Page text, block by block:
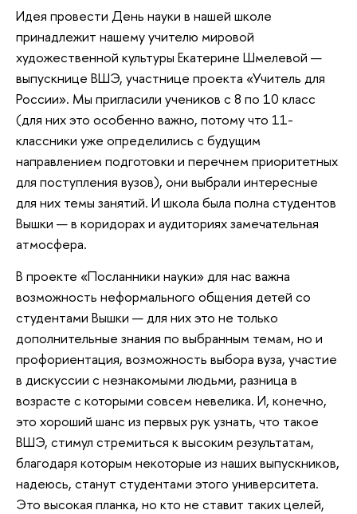
Идея провести День науки в нашей школе
принадлежит нашему учителю мировой
художественной культуры Екатерине Шмелевой —
выпускнице ВШЭ, участнице проекта «Учитель для
России». Мы пригласили учеников с 8 по 10 класс
(для них это особенно важно, потому что 11-
классники уже определились с будущим
направлением подготовки и перечнем приоритетных
для поступления вузов), они выбрали интересные
для них темы занятий. И школа была полна студентов
Вышки — в коридорах и аудиториях замечательная
атмосфера.
В проекте «Посланники науки» для нас важна
возможность неформального общения детей со
студентами Вышки — для них это не только
дополнительные знания по выбранным темам, но и
профориентация, возможность выбора вуза, участие
в дискуссии с незнакомыми людьми, разница в
возрасте с которыми совсем невелика. И, конечно,
это хороший шанс из первых рук узнать, что такое
ВШЭ, стимул стремиться к высоким результатам,
благодаря которым некоторые из наших выпускников,
надеюсь, станут студентами этого университета.
Это высокая планка, но кто не ставит таких целей,